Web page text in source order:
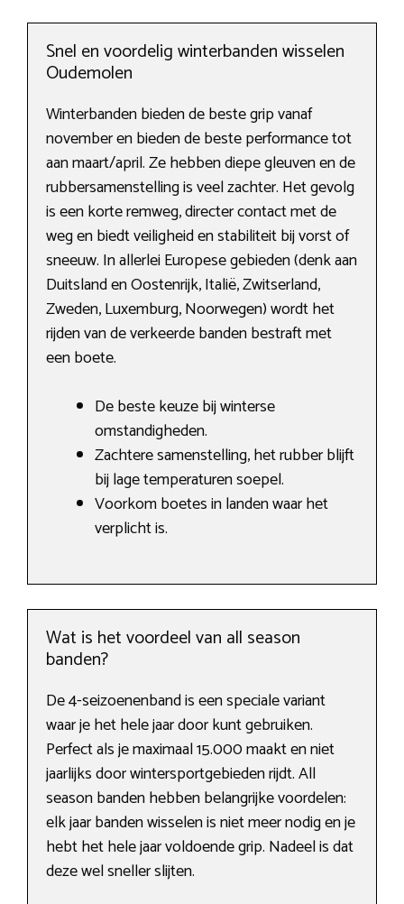
Snel en voordelig winterbanden wisselen
Oudemolen
Winterbanden bieden de beste grip vanaf
november en bieden de beste performance tot
aan maart/april. Ze hebben diepe gleuven en de
rubbersamenstelling is veel zachter. Het gevolg
is een korte remweg, directer contact met de
weg en biedt veiligheid en stabiliteit bij vorst of
sneeuw. In allerlei Europese gebieden (denk aan
Duitsland en Oostenrijk, Italië, Zwitserland,
Zweden, Luxemburg, Noorwegen) wordt het
rijden van de verkeerde banden bestraft met
een boete.
De beste keuze bij winterse
omstandigheden.
Zachtere samenstelling, het rubber blijft
bij lage temperaturen soepel.
Voorkom boetes in landen waar het
verplicht is.
Wat is het voordeel van all season
banden?
De 4-seizoenenband is een speciale variant
waar je het hele jaar door kunt gebruiken.
Perfect als je maximaal 15.000 maakt en niet
jaarlijks door wintersportgebieden rijdt. All
season banden hebben belangrijke voordelen:
elk jaar banden wisselen is niet meer nodig en je
hebt het hele jaar voldoende grip. Nadeel is dat
deze wel sneller slijten.